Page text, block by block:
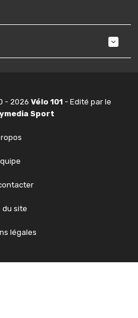
- 2026 Vélo 101 - Edité par le
Sport
du site
légales